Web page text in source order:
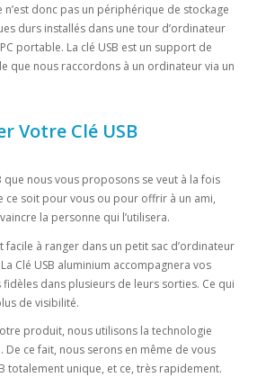
n’est donc pas un périphérique de stockage
durs installés dans une tour d’ordinateur
portable. La clé USB est un support de
que nous raccordons à un ordinateur via un
Votre Clé USB
que nous vous proposons se veut à la fois
ce soit pour vous ou pour offrir à un ami,
la personne qui l’utilisera.
facile à ranger dans un petit sac d’ordinateur
Clé USB aluminium accompagnera vos
dans plusieurs de leurs sorties. Ce qui
de visibilité.
produit, nous utilisons la technologie
De ce fait, nous serons en même de vous
totalement unique, et ce, très rapidement.